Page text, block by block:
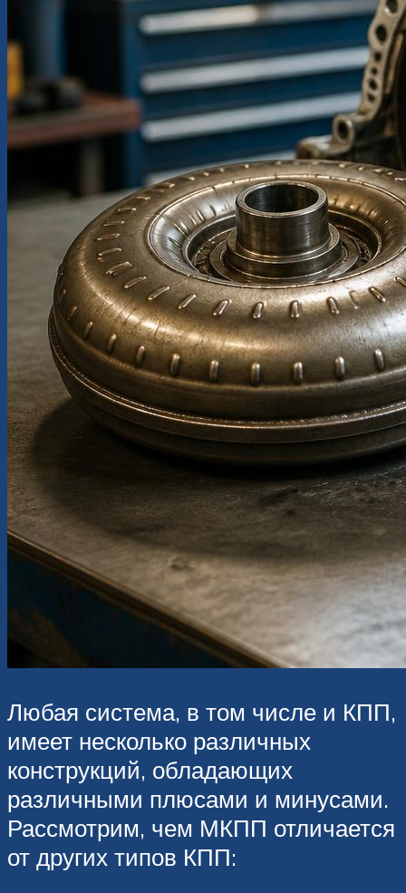
Любая система, в том числе и КПП,
имеет несколько различных
конструкций, обладающих
различными плюсами и минусами.
Рассмотрим, чем МКПП отличается
от других типов КПП: